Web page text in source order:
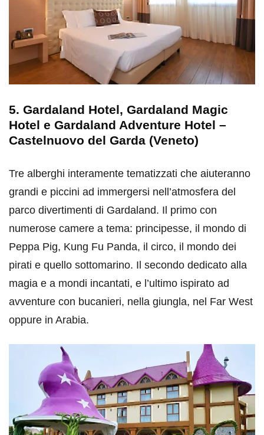
5. Gardaland Hotel, Gardaland Magic
Hotel e Gardaland Adventure Hotel –
Castelnuovo del Garda (Veneto)
Tre alberghi interamente tematizzati che aiuteranno
grandi e piccini ad immergersi nell’atmosfera del
parco divertimenti di Gardaland. Il primo con
numerose camere a tema: principesse, il mondo di
Peppa Pig, Kung Fu Panda, il circo, il mondo dei
pirati e quello sottomarino. Il secondo dedicato alla
magia e a mondi incantati, e l’ultimo ispirato ad
avventure con bucanieri, nella giungla, nel Far West
oppure in Arabia.